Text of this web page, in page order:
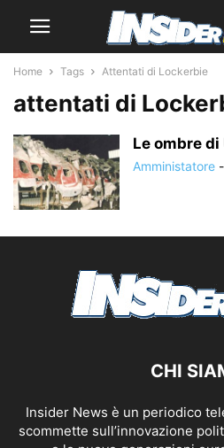
Home Tags Attentati di Lockerbie
attentati di
Le ombre di
Amministatore -
CHI
Insider News è un periodico
scommette sull’innovazione